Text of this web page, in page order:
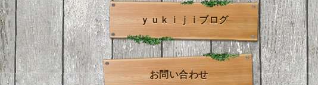
ｙｕｋｉｊｉブログ
お問い合わせ